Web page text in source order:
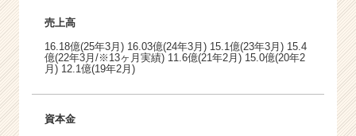
売上高
16.18億(25年3月) 16.03億(24年3月) 15.1億(23年3月) 15.4
億(22年3月/※13ヶ月実績) 11.6億(21年2月) 15.0億(20年2
月) 12.1億(19年2月)
資本金